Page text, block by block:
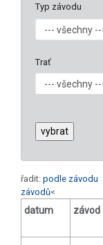
Typ závodu
Trať
řadit: podle závodu
závodů<
datum závod